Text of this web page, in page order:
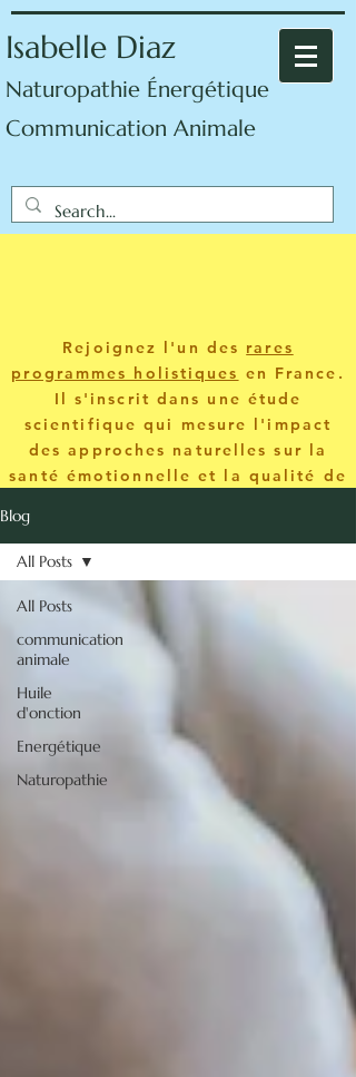
Isabelle Diaz
Naturopathie Énergétique
Communication Animale
Rejoignez l'un des rares
programmes holistiques en France.
Il s'inscrit dans une étude
scientifique qui mesure l'impact
des approches naturelles sur la
santé émotionnelle et la qualité de
Isabelle Diaz -
énergétique
Communication Animale
Blog
All Posts
communication
animale
Huile
d'onction
Energétique
Naturopathie
All Posts